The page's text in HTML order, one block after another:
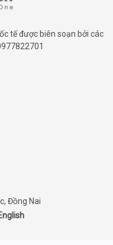
tế được biên soạn bởi các
Đồng Nai